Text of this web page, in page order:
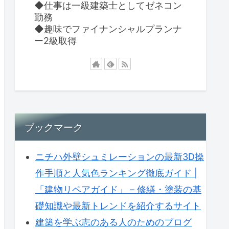
◆仕事は一級建築士としてゼネコン
勤務
◆趣味でファイナンシャルプランナ
ー2級取得
ブックマーク
ニチハ外壁シュミレーションの最新3D操
作手順と人気色ランキング徹底ガイド |
「建物リペアガイド」 – 修繕・塗装の基
礎知識や最新トレンドを紹介するサイト
建築を学ぶ志のある人のためのブログ